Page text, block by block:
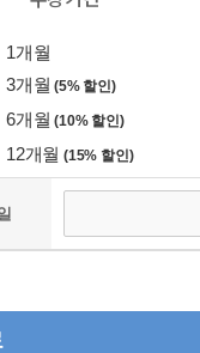
1개월
3개월 (5% 할인)
6개월 (10% 할인)
12개월 (15% 할인)